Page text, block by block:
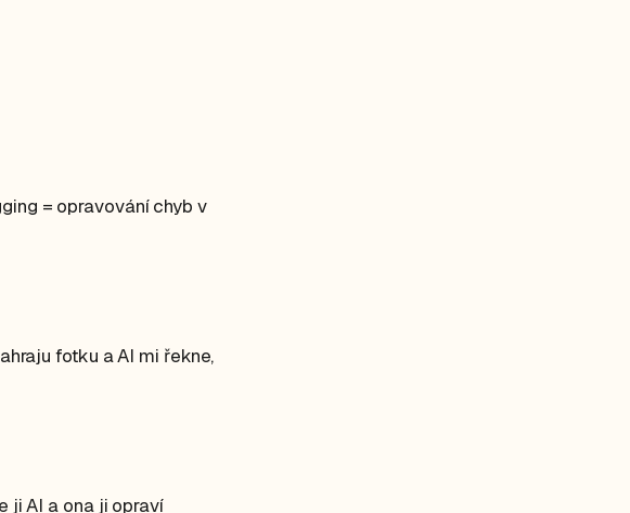
= opravování chyb v
fotku a AI mi řekne,
ji AI a ona ji opraví